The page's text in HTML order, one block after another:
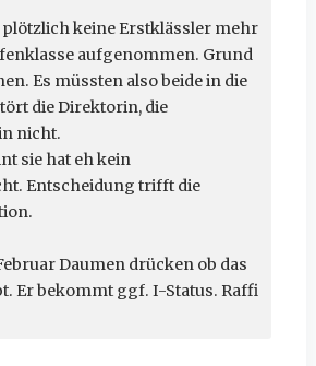
keine Erstklässler mehr
aufgenommen. Grund
Es müssten also beide in die
die Direktorin, die
nicht.
sie hat eh kein
Entscheidung trifft die
Daumen drücken ob das
Er bekommt ggf. I-Status. Raffi